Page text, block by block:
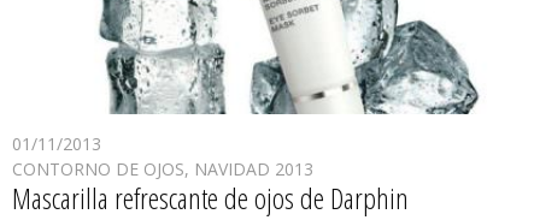
01/11/2013
CONTORNO DE OJOS, NAVIDAD 2013
Mascarilla refrescante de ojos de Darphin